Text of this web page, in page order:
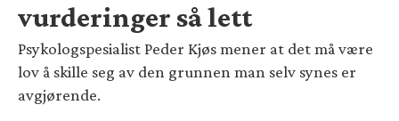
vurderinger så lett
Psykologspesialist Peder Kjøs mener at det må være
lov å skille seg av den grunnen man selv synes er
avgjørende.